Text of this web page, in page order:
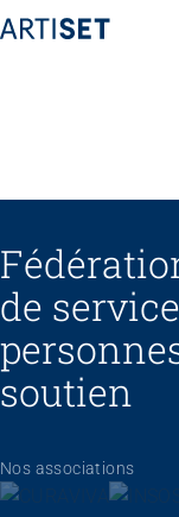
de
soutien
Nos associations